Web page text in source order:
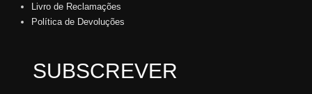
Livro de Reclamações
Política de Devoluções
SUBSCREVER